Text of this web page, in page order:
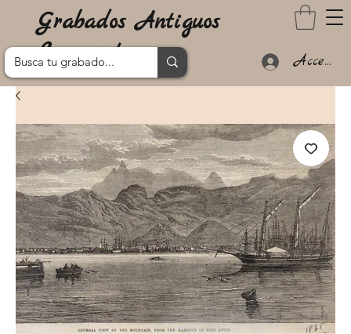
Grabados Antiguos
Lanzarote
Acceder